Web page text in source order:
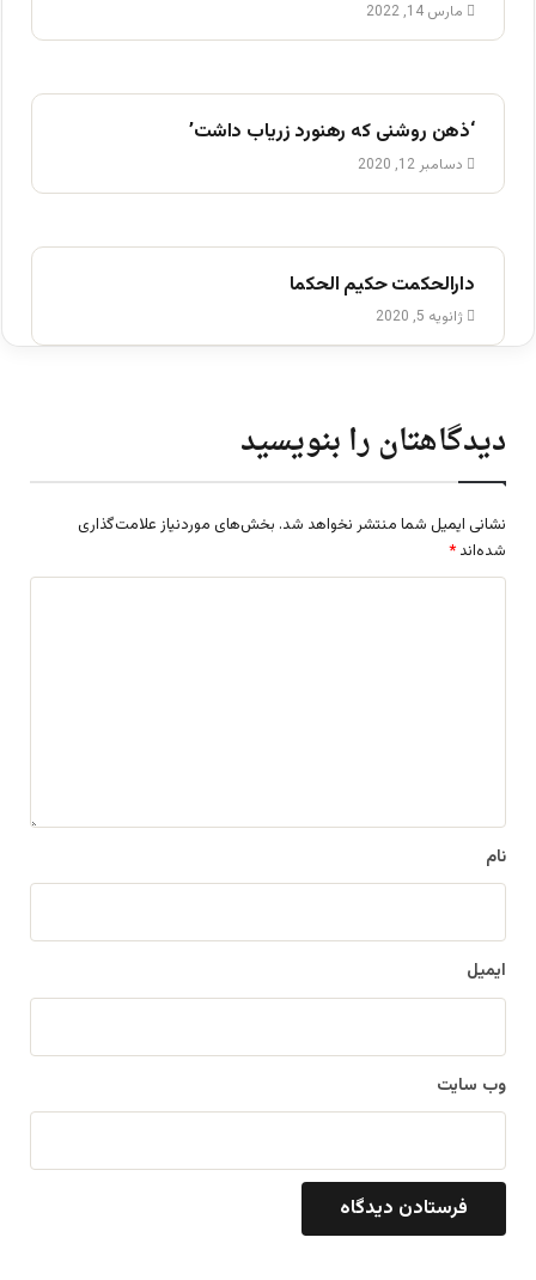
مارس 14, 2022
‘ذهن روشنی که رهنورد زریاب داشت’
دسامبر 12, 2020
دارالحکمت حکیم الحکما
ژانویه 5, 2020
دیدگاهتان را بنویسید
نشانی ایمیل شما منتشر نخواهد شد. بخش‌های موردنیاز علامت‌گذاری
شده‌اند *
نام
ایمیل
وب‌ سایت